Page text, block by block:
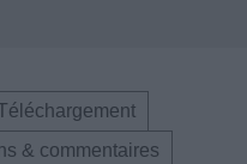
& commentaires